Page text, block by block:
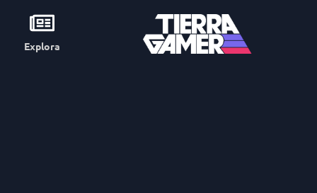
Explora